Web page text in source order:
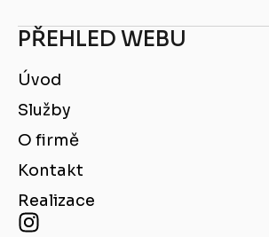
PŘEHLED WEBU
Úvod
Služby
O firmě
Kontakt
Realizace